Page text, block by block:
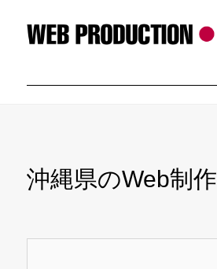
沖縄県のWeb制